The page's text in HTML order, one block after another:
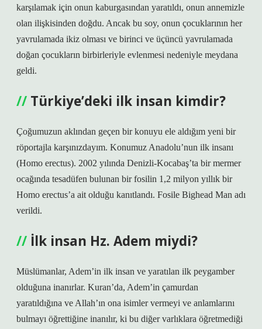
karşılamak için onun kaburgasından yaratıldı, onun annemizle
olan ilişkisinden doğdu. Ancak bu soy, onun çocuklarının her
yavrulamada ikiz olması ve birinci ve üçüncü yavrulamada
doğan çocukların birbirleriyle evlenmesi nedeniyle meydana
geldi.
Türkiye’deki ilk insan kimdir?
Çoğumuzun aklından geçen bir konuyu ele aldığım yeni bir
röportajla karşınızdayım. Konumuz Anadolu’nun ilk insanı
(Homo erectus). 2002 yılında Denizli-Kocabaş’ta bir mermer
ocağında tesadüfen bulunan bir fosilin 1,2 milyon yıllık bir
Homo erectus’a ait olduğu kanıtlandı. Fosile Bighead Man adı
verildi.
İlk insan Hz. Adem miydi?
Müslümanlar, Adem’in ilk insan ve yaratılan ilk peygamber
olduğuna inanırlar. Kuran’da, Adem’in çamurdan
yaratıldığına ve Allah’ın ona isimler vermeyi ve anlamlarını
bulmayı öğrettiğine inanılır, ki bu diğer varlıklara öğretmediği